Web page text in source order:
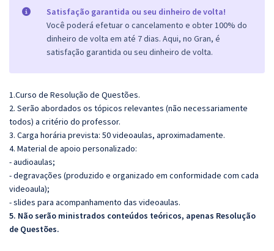
Satisfação garantida ou seu dinheiro de volta!
Você poderá efetuar o cancelamento e obter 100% do
dinheiro de volta em até 7 dias. Aqui, no Gran, é
satisfação garantida ou seu dinheiro de volta.
1.Curso de Resolução de Questões.
2. Serão abordados os tópicos relevantes (não necessariamente
todos) a critério do professor.
3. Carga horária prevista: 50 videoaulas, aproximadamente.
4. Material de apoio personalizado:
- audioaulas;
- degravações (produzido e organizado em conformidade com cada
videoaula);
- slides para acompanhamento das videoaulas.
5. Não serão ministrados conteúdos teóricos, apenas Resolução
de Questões.